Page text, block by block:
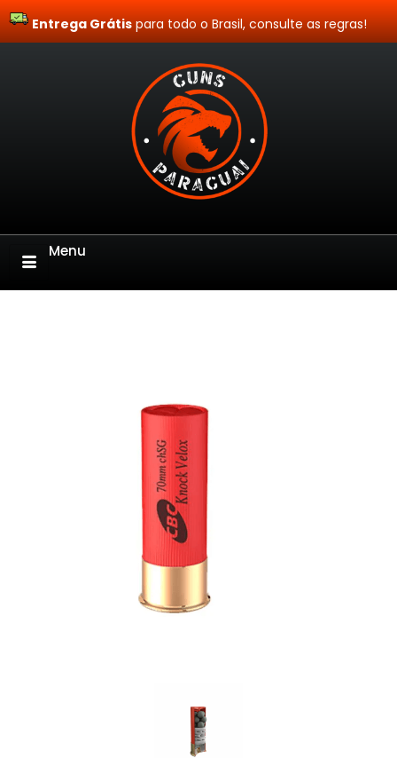
Site Blindado
Entrega Grátispara todo o Brasil, consulte as regras!
Menu